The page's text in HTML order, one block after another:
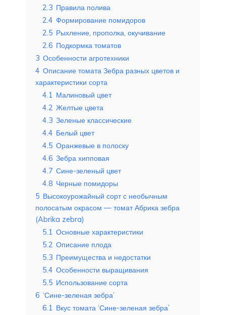
2.3 Правила полива
2.4 Формирование помидоров
2.5 Рыхление, прополка, окучивание
2.6 Подкормка томатов
3 Особенности агротехники
4 Описание томата Зебра разных цветов и
характеристики сорта
4.1 Малиновый цвет
4.2 Желтые цвета
4.3 Зеленые классические
4.4 Белый цвет
4.5 Оранжевые в полоску
4.6 Зебра хипповая
4.7 Сине-зеленый цвет
4.8 Черные помидоры
5 Высокоурожайный сорт с необычным
полосатым окрасом — томат Абрика зебра
(Abrika zebra)
5.1 Основные характеристики
5.2 Описание плода
5.3 Преимущества и недостатки
5.4 Особенности выращивания
5.5 Использование сорта
6 ‘Сине-зеленая зебра’
6.1 Вкус томата ‘Сине-зеленая зебра’